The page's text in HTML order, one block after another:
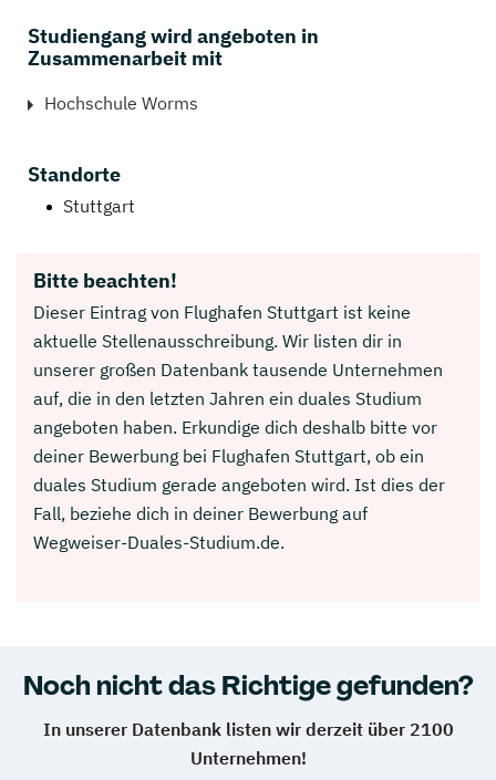
Studiengang wird angeboten in
Zusammenarbeit mit
Hochschule Worms
Standorte
Stuttgart
Bitte beachten!
Dieser Eintrag von Flughafen Stuttgart ist keine
aktuelle Stellenausschreibung. Wir listen dir in
unserer großen Datenbank tausende Unternehmen
auf, die in den letzten Jahren ein duales Studium
angeboten haben. Erkundige dich deshalb bitte vor
deiner Bewerbung bei Flughafen Stuttgart, ob ein
duales Studium gerade angeboten wird. Ist dies der
Fall, beziehe dich in deiner Bewerbung auf
Wegweiser-Duales-Studium.de.
Noch nicht das Richtige gefunden?
In unserer Datenbank listen wir derzeit über 2100
Unternehmen!